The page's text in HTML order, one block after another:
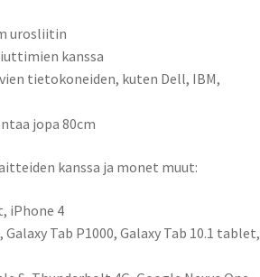
urosliitin
kanssa
tietokoneiden, kuten Dell, IBM,
jopa 80cm
kanssa ja monet muut:
iPhone 4
Galaxy Tab P1000, Galaxy Tab 10.1 tablet,